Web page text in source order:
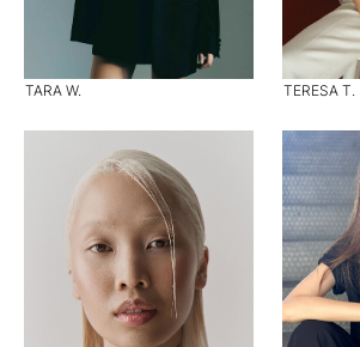
TARA W. TERESA T.